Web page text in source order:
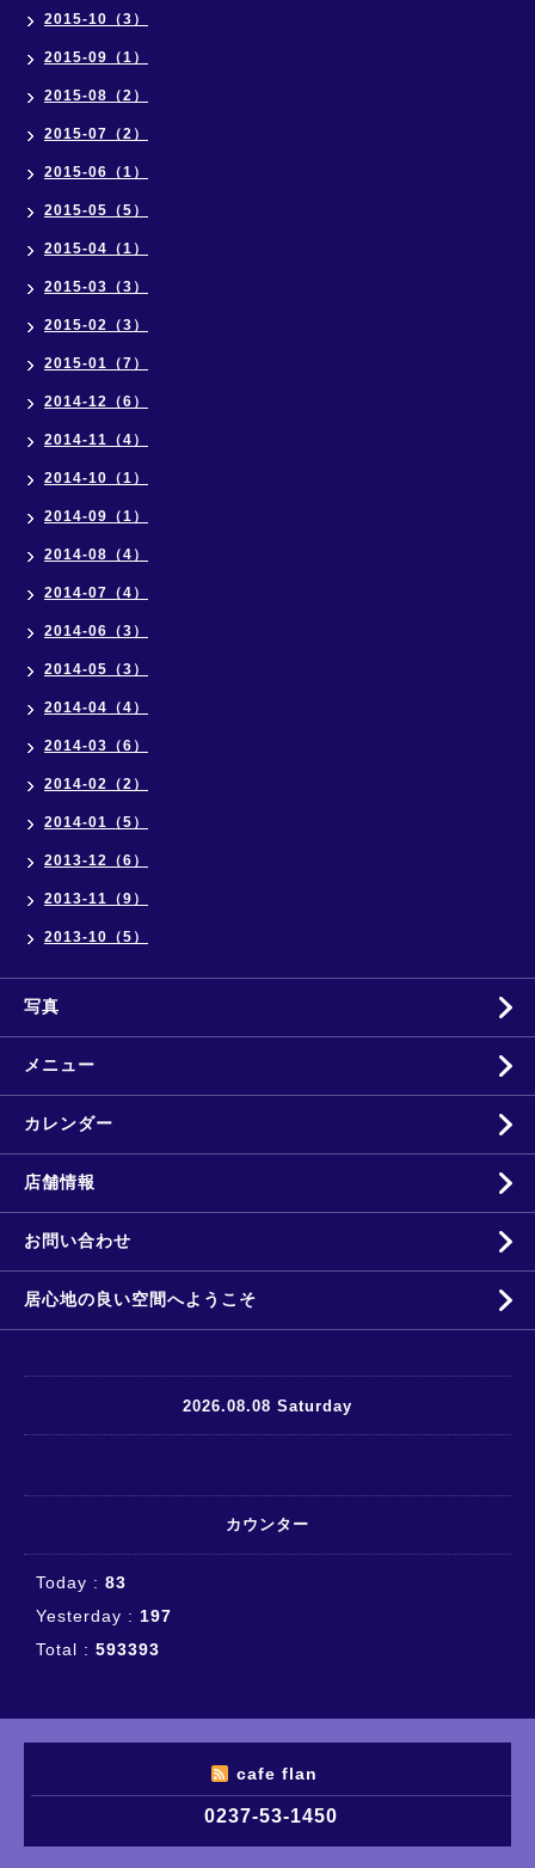
2015-10（3）
2015-09（1）
2015-08（2）
2015-07（2）
2015-06（1）
2015-05（5）
2015-04（1）
2015-03（3）
2015-02（3）
2015-01（7）
2014-12（6）
2014-11（4）
2014-10（1）
2014-09（1）
2014-08（4）
2014-07（4）
2014-06（3）
2014-05（3）
2014-04（4）
2014-03（6）
2014-02（2）
2014-01（5）
2013-12（6）
2013-11（9）
2013-10（5）
写真
メニュー
カレンダー
店舗情報
お問い合わせ
居心地の良い空間へようこそ
2026.08.08 Saturday
カウンター
Today : 83
Yesterday : 197
Total : 593393
cafe flan
0237-53-1450